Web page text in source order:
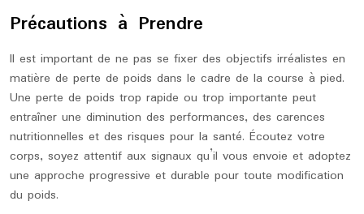
Précautions à Prendre
Il est important de ne pas se fixer des objectifs irréalistes en
matière de perte de poids dans le cadre de la course à pied.
Une perte de poids trop rapide ou trop importante peut
entraîner une diminution des performances, des carences
nutritionnelles et des risques pour la santé. Écoutez votre
corps, soyez attentif aux signaux qu’il vous envoie et adoptez
une approche progressive et durable pour toute modification
du poids.